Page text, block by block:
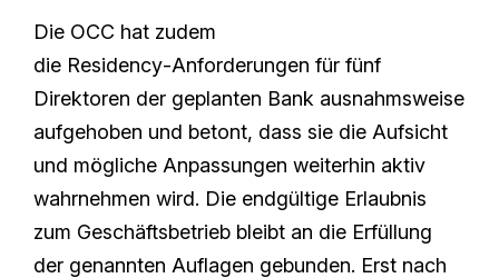
Die OCC hat zudem
die Residency‑Anforderungen für fünf
Direktoren der geplanten Bank ausnahmsweise
aufgehoben und betont, dass sie die Aufsicht
und mögliche Anpassungen weiterhin aktiv
wahrnehmen wird. Die endgültige Erlaubnis
zum Geschäftsbetrieb bleibt an die Erfüllung
der genannten Auflagen gebunden. Erst nach